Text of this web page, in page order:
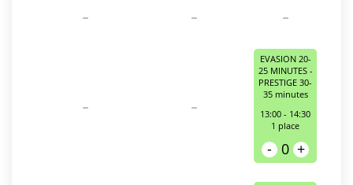
-
- -
- -
EVASION 20-
25 MINUTES -
PRESTIGE 30-
35 minutes
13:00 - 14:30
1 place
- 0 +